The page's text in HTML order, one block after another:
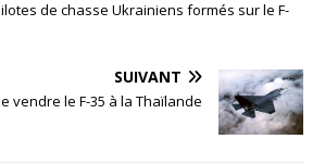
de chasse Ukrainiens formés sur le F-
SUIVANT
vendre le F-35 à la Thaïlande